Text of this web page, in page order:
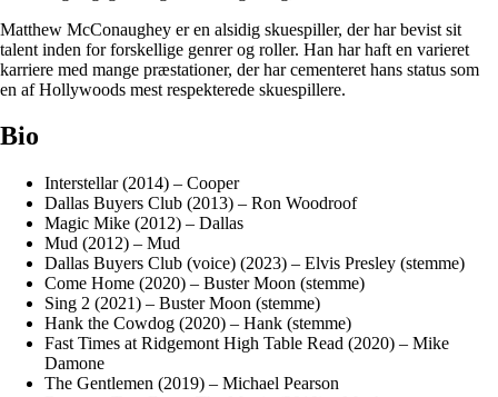
Matthew McConaughey er en alsidig skuespiller, der har bevist sit
talent inden for forskellige genrer og roller. Han har haft en varieret
karriere med mange præstationer, der har cementeret hans status som
en af Hollywoods mest respekterede skuespillere.
Bio
Interstellar (2014) – Cooper
Dallas Buyers Club (2013) – Ron Woodroof
Magic Mike (2012) – Dallas
Mud (2012) – Mud
Dallas Buyers Club (voice) (2023) – Elvis Presley (stemme)
Come Home (2020) – Buster Moon (stemme)
Sing 2 (2021) – Buster Moon (stemme)
Hank the Cowdog (2020) – Hank (stemme)
Fast Times at Ridgemont High Table Read (2020) – Mike
Damone
The Gentlemen (2019) – Michael Pearson